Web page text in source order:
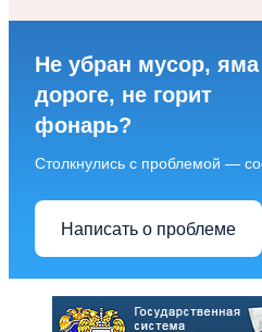
Не убран мусор,
дороге, не горит
фонарь?
Столкнулись с проблемой —
Написать о проблеме